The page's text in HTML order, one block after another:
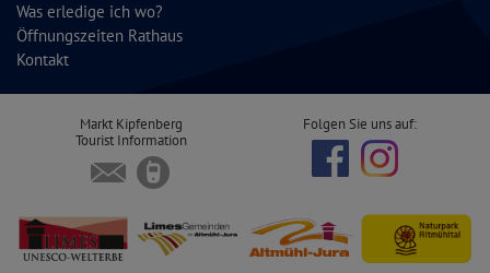
Was erledige ich wo?
Öffnungszeiten Rathaus
Kontakt
Markt Kipfenberg
Tourist Information
Folgen Sie uns auf: